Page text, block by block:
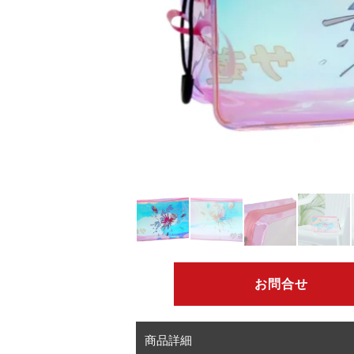
お問合せ
商品詳細